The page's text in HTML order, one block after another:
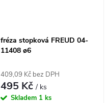
fréza stopková FREUD 04-
11408 ø6
409,09 Kč bez DPH
495 Kč/ ks
Skladem 1 ks